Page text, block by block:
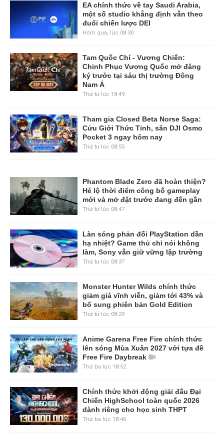
EA chính thức về tay Saudi Arabia,
một số studio khẳng định vẫn theo
đuổi chiến lược DEI
Hôm qua, lúc 08:30
Tam Quốc Chí - Vương Chiến:
Chinh Phục Vương Quốc mở đăng
ký trước tại sáu thị trường Đông
Nam Á
Thứ tư lúc 18:49
Tham gia Closed Beta Norse Saga:
Cửu Giới Thức Tỉnh, săn DJI Osmo
Pocket 3 ngay hôm nay
Thứ tư lúc 08:55
Phantom Blade Zero đã hoàn thiện?
Hé lộ thời điểm công bố gameplay
mới và mở đặt trước đang đến gần
Thứ tư lúc 08:47
Làn sóng phản đối PlayStation dần
hạ nhiệt? Game thủ chỉ nói không
làm, Sony vẫn giữ vững lập trường
Thứ tư lúc 08:37
Monster Hunter Wilds chính thức
giảm giá vĩnh viễn, giảm tới 43% và
bổ sung phiên bản Gold Edition
Thứ tư lúc 08:29
Anime Garena Free Fire chính thức
lên sóng Mùa Xuân 2027 với tựa đề
Free Fire Daybreak
Thứ ba lúc 18:52
Chính thức khởi động giải đấu Đại
Chiến HighSchool toàn quốc 2026
dành riêng cho học sinh THPT
Thứ ba lúc 18:46